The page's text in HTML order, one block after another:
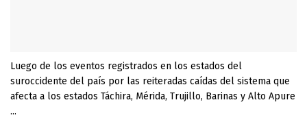
Luego de los eventos registrados en los estados del
suroccidente del país por las reiteradas caídas del sistema que
afecta a los estados Táchira, Mérida, Trujillo, Barinas y Alto Apure
...